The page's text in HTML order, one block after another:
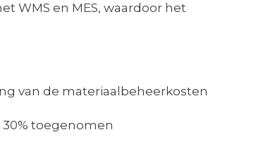
WMS en MES, waardoor het
van de materiaalbeheerkosten
toegenomen